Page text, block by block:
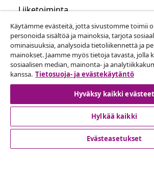
Liiketoiminta
vidaXL
Löydä lisää
© 2008-2026 vidaXL www.vidaxl.fi on
Käytämme evästeitä, jotta sivustomme toimii
personoida sisältöä ja mainoksia, tarjota
ominaisuuksia, analysoida tietoliikennettä ja
mainokset. Jaamme myös tietoja tavasta, jolla
sosiaalisen median, mainonta- ja
kanssa. Tietosuoja- ja evästekäytäntö
Hyväksy kaikki evästeet
Hylkää kaikki
Evästeasetukset